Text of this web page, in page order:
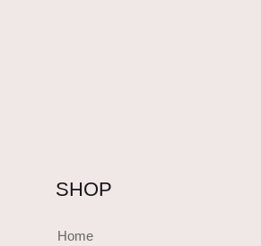
SHOP
Home